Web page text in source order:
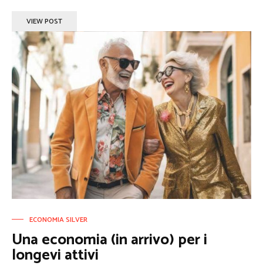
VIEW POST
ECONOMIA SILVER
Una economia (in arrivo) per i
longevi attivi